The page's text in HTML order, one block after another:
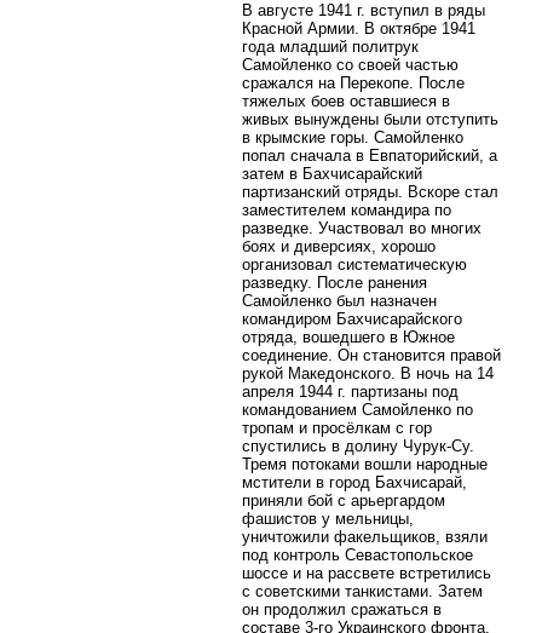
В августе 1941 г. вступил в ряды
Красной Армии. В октябре 1941
года младший политрук
Самойленко со своей частью
сражался на Перекопе. После
тяжелых боев оставшиеся в
живых вынуждены были отступить
в крымские горы. Самойленко
попал сначала в Евпаторийский, а
затем в Бахчисарайский
партизанский отряды. Вскоре стал
заместителем командира по
разведке. Участвовал во многих
боях и диверсиях, хорошо
организовал систематическую
разведку. После ранения
Самойленко был назначен
командиром Бахчисарайского
отряда, вошедшего в Южное
соединение. Он становится правой
рукой Македонского. В ночь на 14
апреля 1944 г. партизаны под
командованием Самойленко по
тропам и просёлкам с гор
спустились в долину Чурук-Су.
Тремя потоками вошли народные
мстители в город Бахчисарай,
приняли бой с арьергардом
фашистов у мельницы,
уничтожили факельщиков, взяли
под контроль Севастопольское
шоссе и на рассвете встретились
с советскими танкистами. Затем
он продолжил сражаться в
составе 3-го Украинского фронта,